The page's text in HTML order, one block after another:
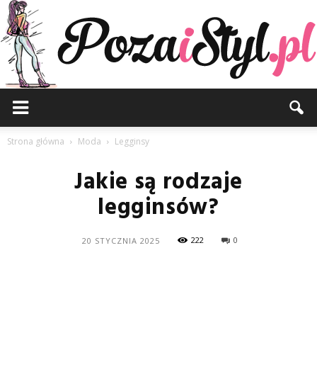
Strona główna Moda Legginsy
Jakie są rodzaje
legginsów?
20 STYCZNIA 2025 222 0